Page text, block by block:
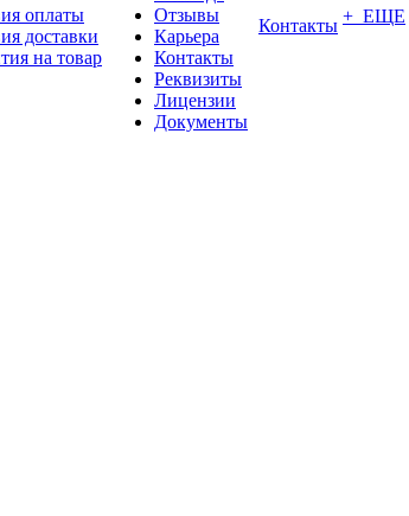
оплаты
доставки
на товар
Отзывы
Карьера
Контакты
Реквизиты
Лицензии
Документы
Контакты + ЕЩЕ